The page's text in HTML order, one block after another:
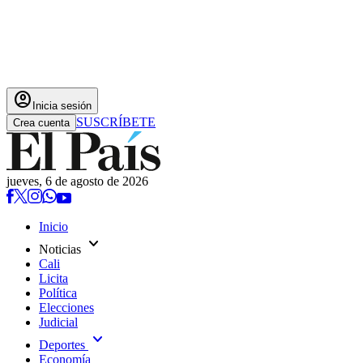
account_circle Inicia sesión
Crea cuenta SUSCRÍBETE
jueves, 6 de agosto de 2026
Inicio
Noticias expand_more
Cali
Licita
Política
Elecciones
Judicial
Deportes expand_more
Economía